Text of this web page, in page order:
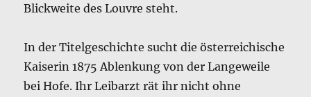
Blickweite des Louvre steht.
In der Titelgeschichte sucht die österreichische
Kaiserin 1875 Ablenkung von der Langeweile
bei Hofe. Ihr Leibarzt rät ihr nicht ohne